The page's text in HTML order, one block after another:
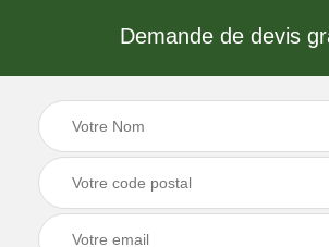
Demande de devis